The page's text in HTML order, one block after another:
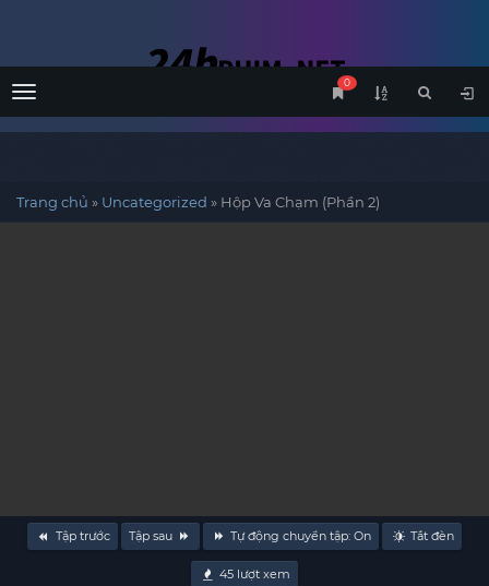
Menu
0
Trang chủ » Uncategorized » Hộp Va Chạm (Phần 2)
Tập trước Tập sau Tự động chuyển tập:On Tắt đèn
45lượt xem